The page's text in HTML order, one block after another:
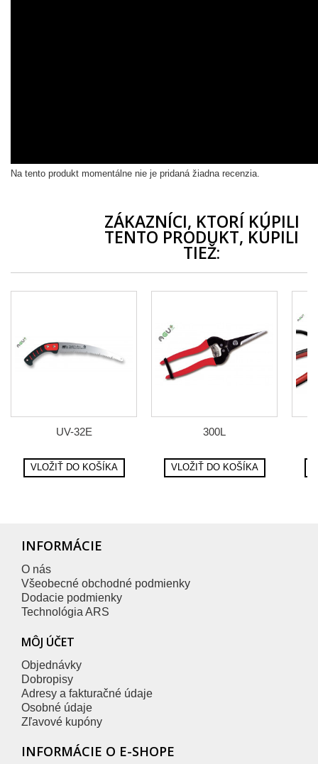
Na tento produkt momentálne nie je pridaná žiadna recenzia.
ZÁKAZNÍCI, KTORÍ KÚPILI
TENTO PRODUKT, KÚPILI
TIEŽ:
UV-32E
VLOŽIŤ DO KOŠÍKA
300L
VLOŽIŤ DO KOŠÍKA
INFORMÁCIE
O nás
Všeobecné obchodné podmienky
Dodacie podmienky
Technológia ARS
MÔJ ÚČET
Objednávky
Dobropisy
Adresy a fakturačné údaje
Osobné údaje
Zľavové kupóny
INFORMÁCIE O E-SHOPE